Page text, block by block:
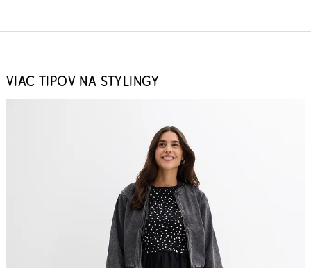
VIAC TIPOV NA STYLINGY